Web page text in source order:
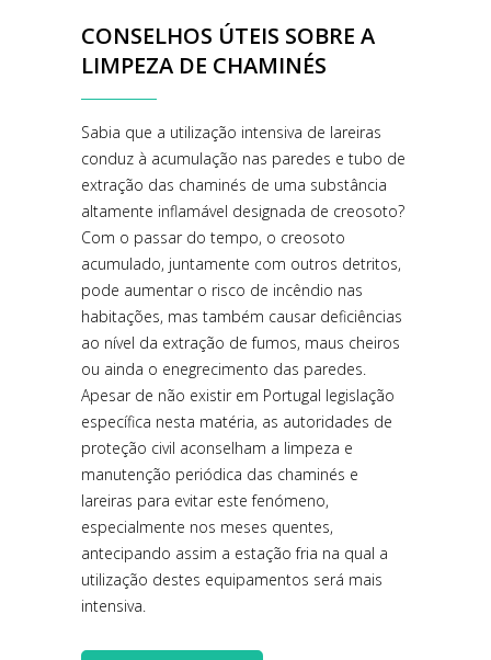
CONSELHOS ÚTEIS SOBRE A
LIMPEZA DE CHAMINÉS
Sabia que a utilização intensiva de lareiras
conduz à acumulação nas paredes e tubo de
extração das chaminés de uma substância
altamente inflamável designada de creosoto?
Com o passar do tempo, o creosoto
acumulado, juntamente com outros detritos,
pode aumentar o risco de incêndio nas
habitações, mas também causar deficiências
ao nível da extração de fumos, maus cheiros
ou ainda o enegrecimento das paredes.
Apesar de não existir em Portugal legislação
específica nesta matéria, as autoridades de
proteção civil aconselham a limpeza e
manutenção periódica das chaminés e
lareiras para evitar este fenómeno,
especialmente nos meses quentes,
antecipando assim a estação fria na qual a
utilização destes equipamentos será mais
intensiva.